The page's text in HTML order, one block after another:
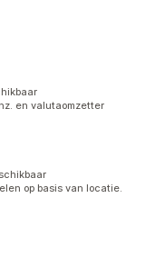
en valutaomzetter
op basis van locatie.